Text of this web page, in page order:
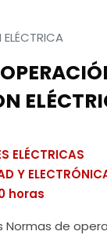
ELÉCTRICA
ELÉCTRICAS
Y
horas
Normas de